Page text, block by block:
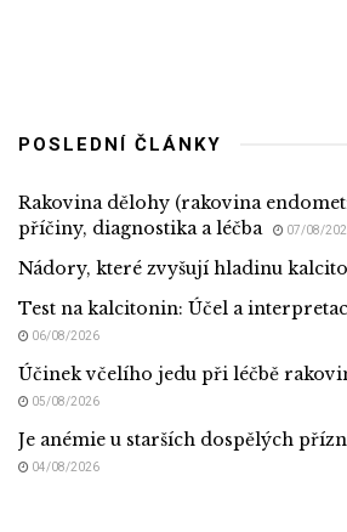
POSLEDNÍ ČLÁNKY
Rakovina dělohy (rakovina
příčiny, diagnostika a léčba
07/08/
Nádory, které zvyšují hladinu
Test na kalcitonin: Účel a
06/08/2026
Účinek včelího jedu při léčbě
05/08/2026
Je anémie u starších dospělých
04/08/2026